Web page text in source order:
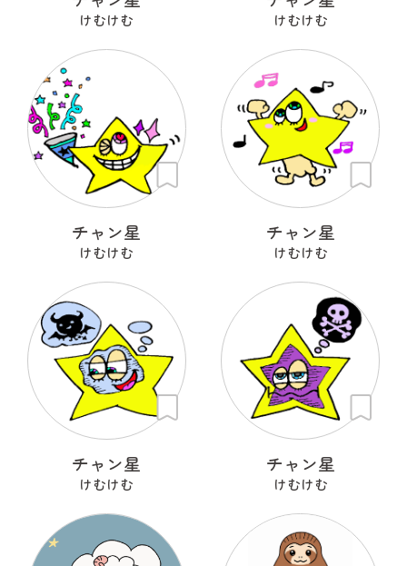
けむけむ けむけむ
チャン星
けむけむ
チャン星
けむけむ
チャン星
けむけむ
チャン星
けむけむ